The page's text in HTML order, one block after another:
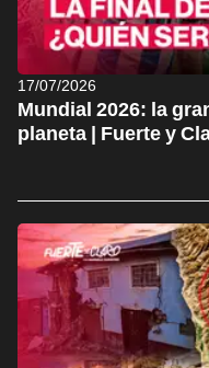
17/07/2026
Mundial 2026: la
planeta | Fuerte y